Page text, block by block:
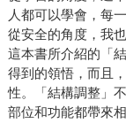
人都可以學會，每
從安全的角度，我
這本書所介紹的「
得到的領悟，而且
性。「結構調整」
部位和功能都帶來